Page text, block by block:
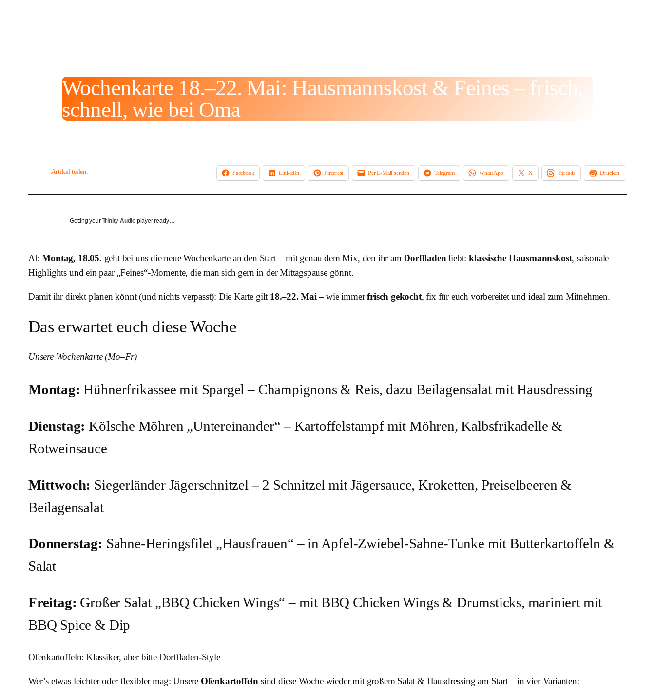
Wochenkarte 18.–22. Mai: Hausmannskost & Feines – frisch,
schnell, wie bei Oma
Artikel teilen: Facebook LinkedIn Pinterest Per E-Mail senden Telegram WhatsApp X Threads Drucken
Getting your Trinity Audio player ready…
AbMontag, 18.05. geht bei uns die neue Wochenkarte an den Start – mit genau dem Mix, den ihr amDorffladenliebt: klassische Hausmannskost, saisonale
Highlights und ein paar „Feines“-Momente, die man sich gern in der Mittagspause gönnt.
Damit ihr direkt planen könnt (und nichts verpasst): Die Karte gilt 18.–22. Mai– wie immerfrisch gekocht, fix für euch vorbereitet und ideal zum Mitnehmen.
Das erwartet euch diese Woche
Unsere Wochenkarte (Mo–Fr)
Montag: Hühnerfrikassee mit Spargel – Champignons & Reis, dazu Beilagensalat mit Hausdressing
Dienstag: Kölsche Möhren „Untereinander“ – Kartoffelstampf mit Möhren, Kalbsfrikadelle &
Rotweinsauce
Mittwoch: Siegerländer Jägerschnitzel – 2 Schnitzel mit Jägersauce, Kroketten, Preiselbeeren &
Beilagensalat
Donnerstag: Sahne-Heringsfilet „Hausfrauen“ – in Apfel-Zwiebel-Sahne-Tunke mit Butterkartoffeln &
Salat
Freitag: Großer Salat „BBQ Chicken Wings“ – mit BBQ Chicken Wings & Drumsticks, mariniert mit
BBQ Spice & Dip
Ofenkartoffeln: Klassiker, aber bitte Dorffladen-Style
Wer’s etwas leichter oder flexibler mag: Unsere Ofenkartoffeln sind diese Woche wieder mit großem Salat & Hausdressing am Start – in vier Varianten: